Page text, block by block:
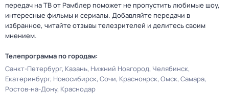
передач на ТВ от Рамблер поможет не пропустить любимые шоу,
интересные фильмы и сериалы. Добавляйте передачи в
избранное, читайте отзывы телезрителей и делитесь своим
мнением.
Телепрограмма по городам:
Санкт-Петербург Казань Нижний Новгород Челябинск
Екатеринбург Новосибирск Сочи Красноярск Омск Самара
Ростов-на-Дону Краснодар